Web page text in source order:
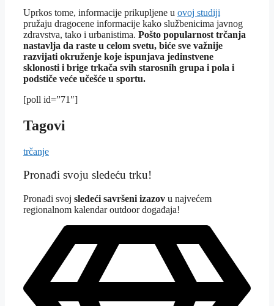
Uprkos tome, informacije prikupljene u ovoj studiji
pružaju dragocene informacije kako službenicima javnog
zdravstva, tako i urbanistima. Pošto popularnost trčanja
nastavlja da raste u celom svetu, biće sve važnije
razvijati okruženje koje ispunjava jedinstvene
sklonosti i brige trkača svih starosnih grupa i pola i
podstiče veće učešće u sportu.
[poll id=”71″]
Tagovi
trčanje
Pronađi svoju sledeću trku!
Pronađi svoj sledeći savršeni izazov u najvećem
regionalnom kalendar outdoor događaja!